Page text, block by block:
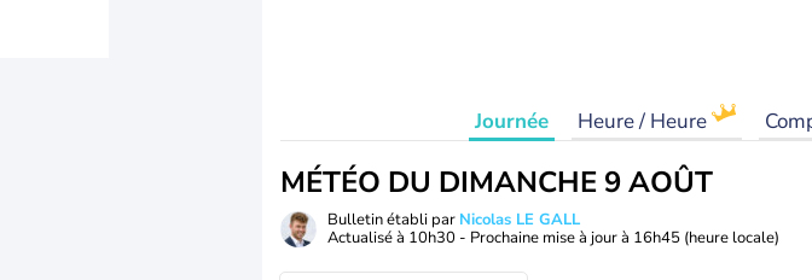
Journée Heure / Heure
MÉTÉO DU DIMANCHE 9 AOÛT
Bulletin établi par Nicolas LE GALL
Actualisé à 10h30 - Prochaine mise à jour à 16h45 (heure locale)